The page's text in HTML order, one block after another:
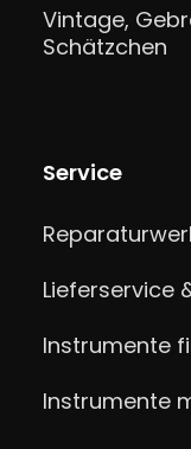
Vintage,
Schätzchen
Service
Lieferservice
Instrumente
Instrumente